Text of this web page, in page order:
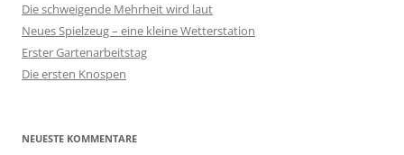
Die schweigende Mehrheit wird laut
Neues Spielzeug – eine kleine Wetterstation
Erster Gartenarbeitstag
Die ersten Knospen
NEUESTE KOMMENTARE